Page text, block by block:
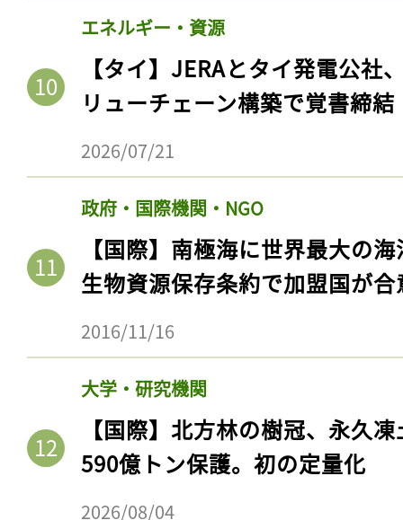
エネルギー・資源
【タイ】JERAとタイ発電公社
リューチェーン構築で覚書締結
2026/07/21
政府・国際機関・NGO
【国際】南極海に世界最大の
生物資源保存条約で加盟国が合
2016/11/16
大学・研究機関
【国際】北方林の樹冠、永久
590億トン保護。初の定量化
2026/08/04